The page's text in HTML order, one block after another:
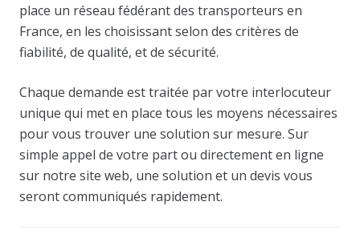
place un réseau fédérant des transporteurs en
France, en les choisissant selon des critères de
fiabilité, de qualité, et de sécurité.
Chaque demande est traitée par votre interlocuteur
unique qui met en place tous les moyens nécessaires
pour vous trouver une solution sur mesure. Sur
simple appel de votre part ou directement en ligne
sur notre site web, une solution et un devis vous
seront communiqués rapidement.